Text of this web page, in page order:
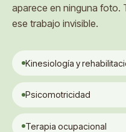
aparece en ninguna foto.
ese trabajo invisible.
Kinesiología y
Psicomotricidad
Terapia ocupacional